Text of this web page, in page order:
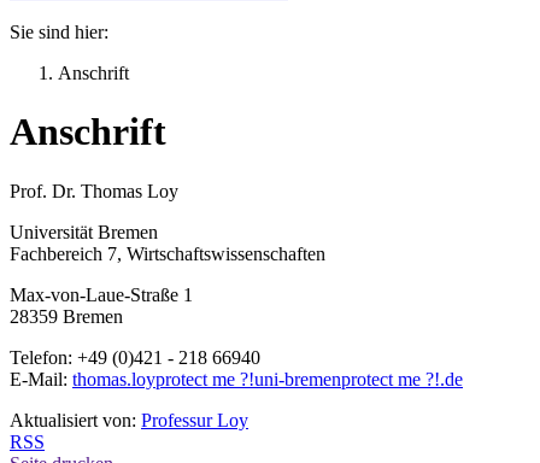
Sie sind hier:
Anschrift
Anschrift
Prof. Dr. Thomas Loy
Universität Bremen
Fachbereich 7, Wirtschaftswissenschaften
Max-von-Laue-Straße 1
28359 Bremen
Telefon: +49 (0)421 - 218 66940
E-Mail: thomas.loyprotect me ?!uni-bremenprotect me ?!.de
Aktualisiert von: Professur Loy
RSS